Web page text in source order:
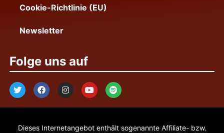
Cookie-Richtlinie (EU)
Newsletter
Folge uns auf
Dieses Internetangebot enthält sogenannte Affiliate- bzw.